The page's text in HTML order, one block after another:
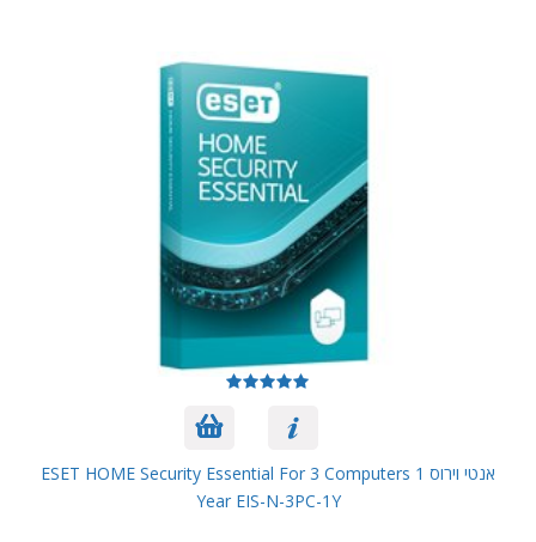
אנטי וירוס ESET HOME Security Essential For 3 Computers 1
Year EIS-N-3PC-1Y